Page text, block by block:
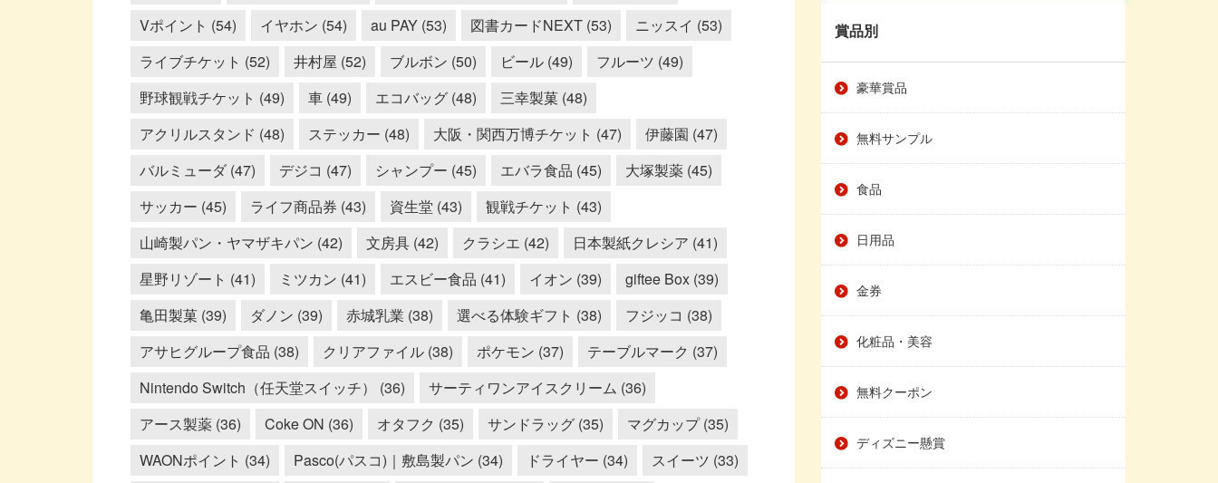
Vポイント (54)
イヤホン (54) au PAY (53) 図書カードNEXT (53)
ニッスイ (53)
ライブチケット (52)
井村屋 (52) ブルボン (50) ビール (49)
フルーツ (49)
野球観戦チケット (49)
車 (49) エコバッグ (48)
三幸製菓 (48)
アクリルスタンド (48)
ステッカー (48) 大阪・関西万博チケット (47)
伊藤園 (47)
バルミューダ (47)
デジコ (47) シャンプー (45) エバラ食品 (45)
大塚製薬 (45)
サッカー (45)
ライフ商品券 (43) 資生堂 (43)
観戦チケット (43)
山崎製パン・ヤマザキパン (42)
文房具 (42) クラシエ (42)
日本製紙クレシア (41)
星野リゾート (41)
ミツカン (41) エスビー食品 (41) イオン (39)
giftee Box (39)
亀田製菓 (39)
ダノン (39) 赤城乳業 (38) 選べる体験ギフト (38)
フジッコ (38)
アサヒグループ食品 (38)
クリアファイル (38) ポケモン (37)
テーブルマーク (37)
Nintendo Switch（任天堂スイッチ） (36)
サーティワンアイスクリーム (36)
アース製薬 (36)
Coke ON (36) オタフク (35) サンドラッグ (35)
マグカップ (35)
WAONポイント (34)
Pasco(パスコ)｜敷島製パン (34) ドライヤー (34)
スイーツ (33)
賞品別
豪華賞品
無料サンプル
食品
日用品
金券
化粧品・美容
無料クーポン
ディズニー懸賞